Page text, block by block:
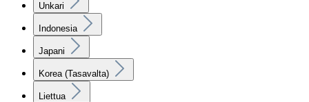
Unkari
Indonesia
Japani
Korea (Tasavalta)
Liettua